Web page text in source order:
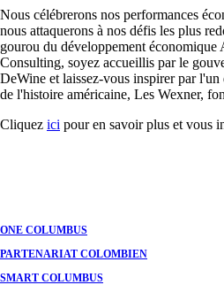
Nous célébrerons nos performances
nous attaquerons à nos défis les plus
gourou du développement
Consulting, soyez accueillis par le
DeWine et laissez-vous inspirer par l'un
de l'histoire américaine, Les Wexner,
Cliquez ici pour en savoir plus et vous
ONE COLUMBUS
PARTENARIAT COLOMBIEN
SMART COLUMBUS